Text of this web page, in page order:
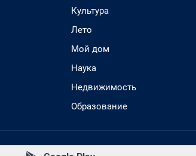
Культура
Лето
Мой дом
Наука
Недвижимость
Образование